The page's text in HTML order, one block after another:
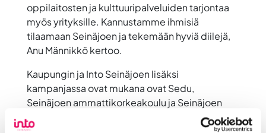
oppilaitosten ja kulttuuripalveluiden tarjontaa
myös yrityksille. Kannustamme ihmisiä
tilaamaan Seinäjoen ja tekemään hyviä diilejä,
Anu Männikkö kertoo.
Kaupungin ja Into Seinäjoen lisäksi
kampanjassa ovat mukana ovat Sedu,
Seinäjoen ammattikorkeakoulu ja Seinäjoen
kaupunginorkesteri. Kampanja jatkuu